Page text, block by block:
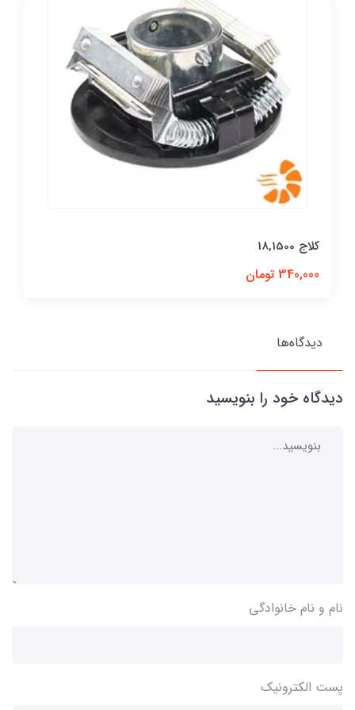
کلاج 18,1500
340,000 تومان
دیدگاه‌ها
دیدگاه خود را بنویسید
نام و نام خانوادگی
پست الکترونیک